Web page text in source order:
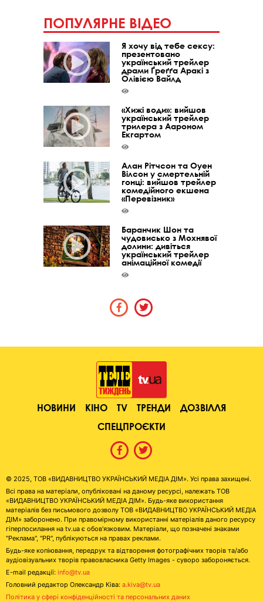
ПОПУЛЯРНЕ ВІДЕО
Я хочу від тебе сексу:
презентовано
український трейлер
драми Ґреґґа Аракі з
Олівією Вайлд
«Хижі води»: вийшов
український трейлер
трилера з Аароном
Екгартом
Алан Рітчсон та Оуен
Вілсон у смертельній
гонці: вийшов трейлер
комедійного екшена
«Перевізник»
Баранчик Шон та
чудовисько з Мохнявої
долини: дивіться
український трейлер
анімаційної комедії
НОВИНИ КІНО TV ТРЕНДИ
ДОЗВІЛЛЯ
СПЕЦПРОЄКТИ
© 2025, ТОВ «ВИДАВНИЦТВО УКРАЇНСЬКИЙ МЕДІА ДІМ». Усі права захищені.
Всі права на матеріали, опубліковані на даному ресурсі, належать ТОВ
«ВИДАВНИЦТВО УКРАЇНСЬКИЙ МЕДІА ДІМ». Будь-яке використання
матеріалів без письмового дозволу ТОВ «ВИДАВНИЦТВО УКРАЇНСЬКИЙ МЕДІА
ДІМ» заборонено. При правомірному використанні матеріалів даного ресурсу
гіперпосилання на tv.ua є обов'язковим. Матеріали, що позначені знаками
"Реклама", "PR", публікуються на правах реклами.
Будь-яке копіювання, передрук та відтворення фотографічних творів та/або
аудіовізуальних творів правовласника Getty Images - суворо забороняється.
E-mail редакції: info@tv.ua
Головний редактор Олександр Ківа: a.kiva@tv.ua
Політика у сфері конфіденційності та персональних даних